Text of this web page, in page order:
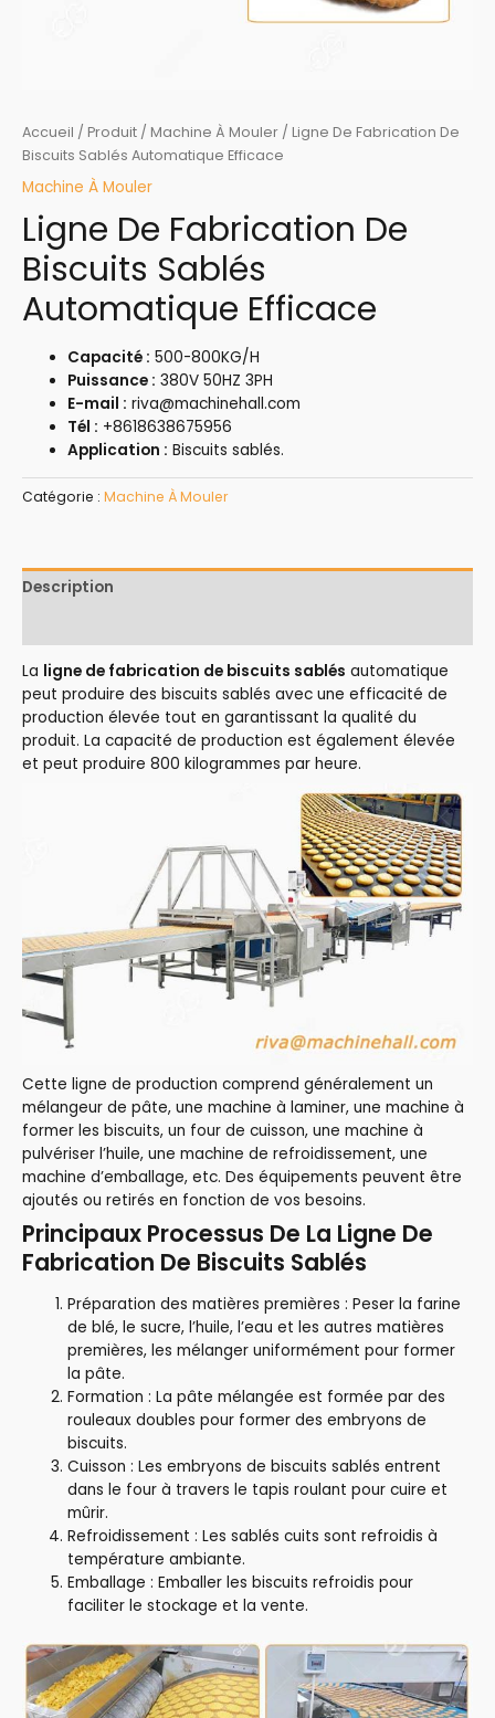
Accueil / Produit / Machine À Mouler / Ligne De Fabrication De
Biscuits Sablés Automatique Efficace
Machine À Mouler
Ligne De Fabrication De
Biscuits Sablés
Automatique Efficace
Capacité : 500-800KG/H
Puissance : 380V 50HZ 3PH
E-mail : riva@machinehall.com
Tél : +8618638675956
Application : Biscuits sablés.
Catégorie : Machine À Mouler
Description
La ligne de fabrication de biscuits sablés automatique
peut produire des biscuits sablés avec une efficacité de
production élevée tout en garantissant la qualité du
produit. La capacité de production est également élevée
et peut produire 800 kilogrammes par heure.
Cette ligne de production comprend généralement un
mélangeur de pâte, une machine à laminer, une machine à
former les biscuits, un four de cuisson, une machine à
pulvériser l’huile, une machine de refroidissement, une
machine d’emballage, etc. Des équipements peuvent être
ajoutés ou retirés en fonction de vos besoins.
Principaux Processus De La Ligne De
Fabrication De Biscuits Sablés
Préparation des matières premières : Peser la farine
de blé, le sucre, l’huile, l’eau et les autres matières
premières, les mélanger uniformément pour former
la pâte.
Formation : La pâte mélangée est formée par des
rouleaux doubles pour former des embryons de
biscuits.
Cuisson : Les embryons de biscuits sablés entrent
dans le four à travers le tapis roulant pour cuire et
mûrir.
Refroidissement : Les sablés cuits sont refroidis à
température ambiante.
Emballage : Emballer les biscuits refroidis pour
faciliter le stockage et la vente.